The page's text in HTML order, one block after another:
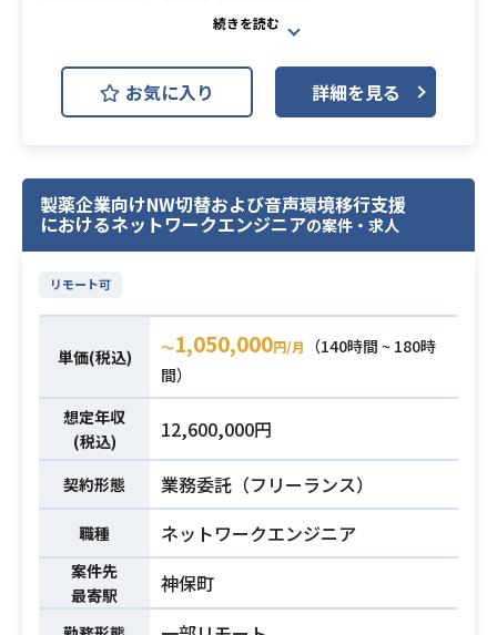
・ファイルサーバー、物理サーバ
ー、仮想サーバーの移行・設定変更
内容の整理
・ネットワークおよびADドメイン切
支援
・PC、ハンディターミナル、モバイ
ル端末、複合機など周辺機器の接続
確認
ダーとの作業内容、スケジュール、
役割分担の調整
・接続テスト、切替リハーサル、本
番切替の実施支援
・切替後の障害切り分けおよびベン
ダーへの問い合わせ対応
※詳細は面談時にお伝えします。
・企業向けネットワークまたはサー
バーの設計、構築、移行経験
・ネットワーク更改、拠点移転、シ
ステム基盤切替のいずれかの経験
業務内容
カーブアウト後の新会社における新
規端末（PC、スマートフォン、ガラ
ホ）の
管理基盤構築および安定運用確立に
きます。
端末・モバイル運用領域の中核とし
て、運用設計から定着、
【仕事内容】
下記の業務を担っていただく想定で
す。
・PC、スマホ、ガラホ運用全体の統
括
・Apple製品（iPhone、iPad）環境
の管理
・Intune、ABMなどMDMの運用設
計およびポリシー管理
・業務アプリ（クラウドPBX等）の
配信、設定、運用
・端末ライフサイクル管理（キッテ
お気に入り 詳細を見る
製薬企業向けNW切替および音声環境移行支援
におけるネットワークエンジニアの案件・求人
リモート可
単価(税込) 〜1,050,000円/月
（140時間 ~ 180時
間）
想定年収
(税込)
12,600,000円
契約形態 業務委託（フリーランス）
職種 ネットワークエンジニア
案件先
最寄駅
神保町